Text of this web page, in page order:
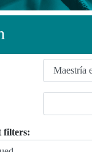
filters: